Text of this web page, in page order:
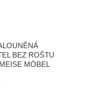
BEZ ROŠTU
MÖBEL